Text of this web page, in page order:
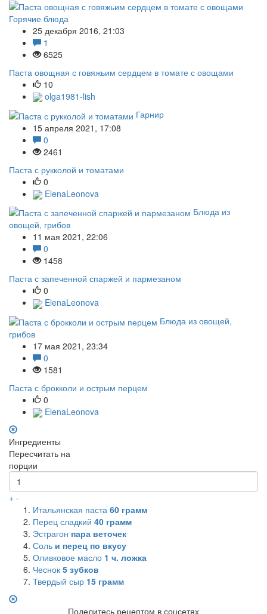
Горячие блюда
25 декабря 2016, 21:03
1
6525
Паста овощная с говяжьим сердцем в томате с овощами
10
olga1981-lish
Гарнир
15 апреля 2021, 17:08
0
2461
Паста с рукколой и томатами
0
ElenaLeonova
Блюда из
овощей, грибов
11 мая 2021, 22:06
0
1458
Паста с запеченной спаржей и пармезаном
0
ElenaLeonova
Блюда из овощей,
грибов
17 мая 2021, 23:34
0
1581
Паста с брокколи и острым перцем
0
ElenaLeonova
Ингредиенты
Пересчитать на
порции
+ -
Итальянская паста 60 грамм
Перец сладкий 40 грамм
Эстрагон пара веточек
Соль и перец по вкусу
Оливковое масло 1 ч. ложка
Чеснок 5 зубков
Твердый сыр 15 грамм
Поделитесь рецептом в соцсетях